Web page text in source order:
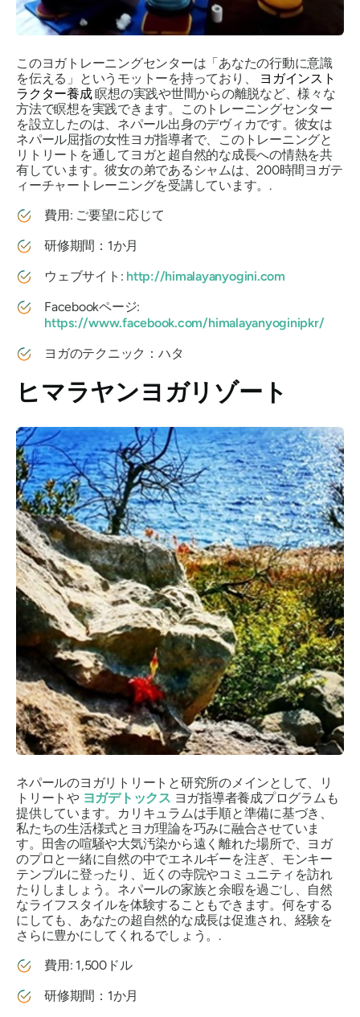
このヨガトレーニングセンターは「あなたの行動に意識
を伝える」というモットーを持っており、 ヨガインスト
ラクター養成瞑想の実践や世間からの離脱など、様々な
方法で瞑想を実践できます。このトレーニングセンター
を設立したのは、ネパール出身のデヴィカです。彼女は
ネパール屈指の女性ヨガ指導者で、このトレーニングと
リトリートを通してヨガと超自然的な成長への情熱を共
有しています。彼女の弟であるシャムは、200時間ヨガテ
ィーチャートレーニングを受講しています。.
費用: ご要望に応じて
研修期間：1か月
ウェブサイト: http://himalayanyogini.com
Facebookページ:
https://www.facebook.com/himalayanyoginipkr/
ヨガのテクニック：ハタ
ヒマラヤンヨガリゾート
ネパールのヨガリトリートと研究所のメインとして、リ
トリートや ヨガデトックス ヨガ指導者養成プログラムも
提供しています。カリキュラムは手順と準備に基づき、
私たちの生活様式とヨガ理論を巧みに融合させていま
す。田舎の喧騒や大気汚染から遠く離れた場所で、ヨガ
のプロと一緒に自然の中でエネルギーを注ぎ、モンキー
テンプルに登ったり、近くの寺院やコミュニティを訪れ
たりしましょう。ネパールの家族と余暇を過ごし、自然
なライフスタイルを体験することもできます。何をする
にしても、あなたの超自然的な成長は促進され、経験を
さらに豊かにしてくれるでしょう。.
費用: 1,500ドル
研修期間：1か月